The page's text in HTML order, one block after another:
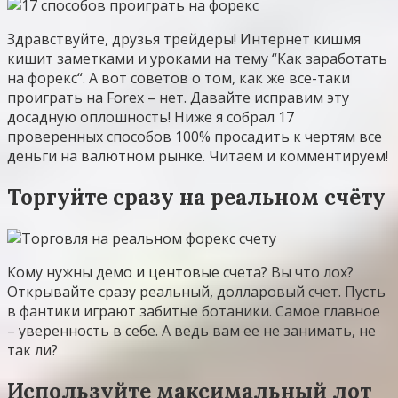
Здравствуйте, друзья трейдеры! Интернет кишмя
кишит заметками и уроками на тему “Как заработать
на форекс“. А вот советов о том, как же все-таки
проиграть на Forex – нет. Давайте исправим эту
досадную оплошность! Ниже я собрал 17
проверенных способов 100% просадить к чертям все
деньги на валютном рынке. Читаем и комментируем!
Торгуйте сразу на реальном счёту
Кому нужны демо и центовые счета? Вы что лох?
Открывайте сразу реальный, долларовый счет. Пусть
в фантики играют забитые ботаники. Самое главное
– уверенность в себе. А ведь вам ее не занимать, не
так ли?
Используйте максимальный лот